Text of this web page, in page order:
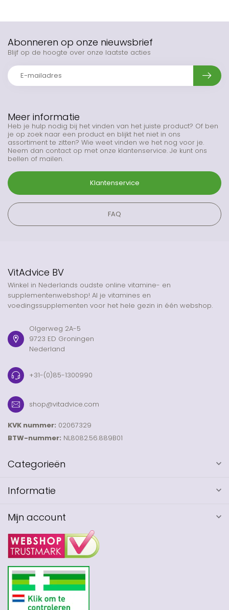
Meer informatie
Heb je hulp nodig bij het vinden van het juiste product? Of ben
je op zoek naar een product en blijkt het niet in ons
assortiment te zitten? Wie weet vinden we het nog voor je.
Neem dan contact op met onze klantenservice. Je kunt ons
bellen of mailen.
Klantenservice
FAQ
Abonneren op onze nieuwsbrief
Blijf op de hoogte over onze laatste acties
VitAdvice BV
Winkel in Nederlands oudste online vitamine- en
supplementenwebshop! Al je vitamines en
voedingssupplementen voor het hele gezin in één webshop.
Olgerweg 2A-5
9723 ED Groningen
Nederland
+31-(0)85-1300990
shop@vitadvice.com
KVK nummer: 02067329
BTW-nummer: NL8082.56.889B01
Categorieën
Informatie
Mijn account